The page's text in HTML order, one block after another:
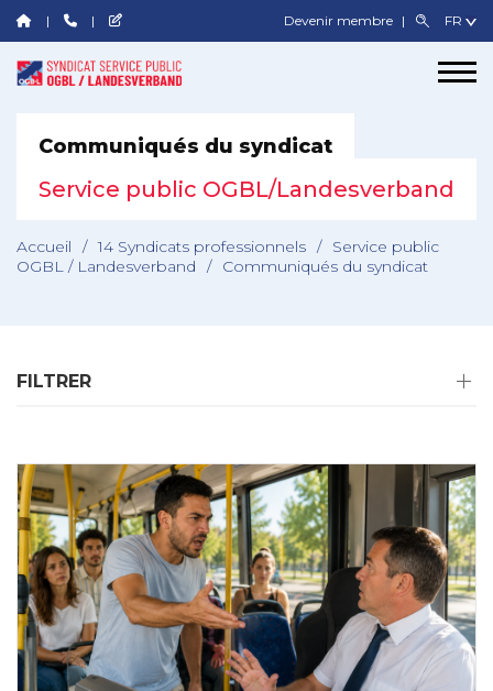
Devenir membre
Communiqués du syndicat
Service public OGBL/Landesverband
Accueil / 14 Syndicats professionnels /
Service public
OGBL / Landesverband
/ Communiqués du syndicat
FILTRER